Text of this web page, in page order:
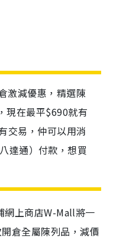
激減優惠，精選陳
現在最平$690就有
交易，仲可以用消
達通）付款，想買
網上商店W-Mall將一
倉全屬陳列品，減價